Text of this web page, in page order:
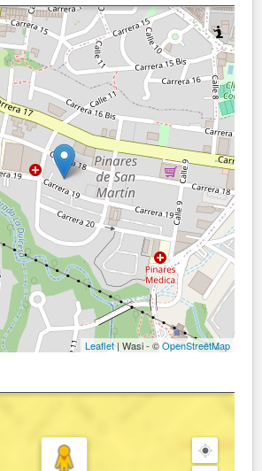
Leaflet| Wasi - ©OpenStreetMap